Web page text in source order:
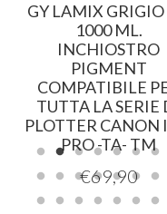
GY LAMIX
1000 ML.
INCHIOSTRO
PIGMENT
COMPATIBILE
TUTTA LA SERIE
PLOTTER CANON
PRO -TA- TM
€69,90